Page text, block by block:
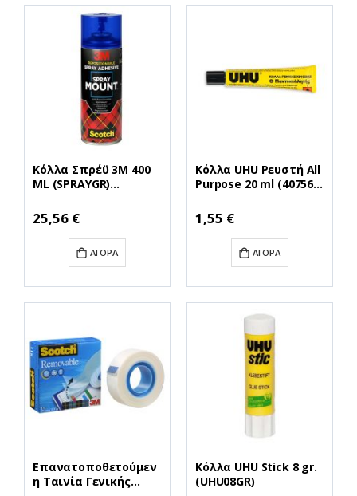
Κόλλα Σπρέϋ 3M 400
ML (SPRAYGR)
25,56 €
ΑΓΟΡΆ
Κόλλα UHU Ρευστή All
Purpose 20 ml (40756)
1,55 €
ΑΓΟΡΆ
Επανατοποθετούμεν
η Ταινία Γενικής
Κόλλα UHU Stick 8 gr.
(UHU08GR)